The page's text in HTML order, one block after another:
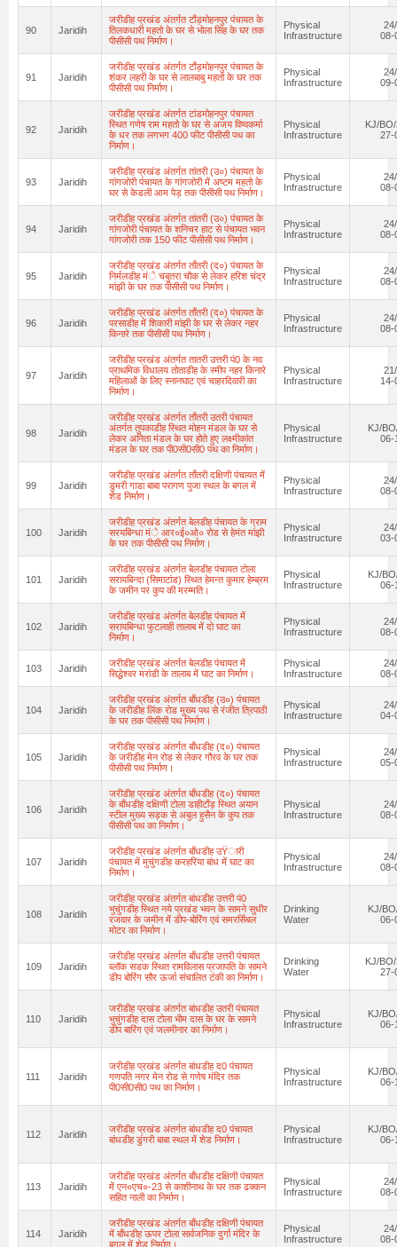
90 Jaridih
जरीडीह प्रखंड अंतर्गत टाँड़मोहनपुर पंचायत के
तिलकधारी महतो के घर से भोला सिंह के घर तक
पीसीसी पथ निर्माण।
Physical
Infrastructure
08-
91 Jaridih
जरीडीह प्रखंड अंतर्गत टाँड़मोहनपुर पंचायत के
शंकर लहरी के घर से लालबाबु महतो के घर तक
पीसीसी पथ निर्माण।
Physical
Infrastructure
09-
92 Jaridih
जरीडीह प्रखंड अंतर्गत टांडमोहनपुर पंचायत
स्थित गणेष राम महतो के घर से अजय विष्वकर्मा
के धर तक लगभग 400 फीट पीसीसी पथ का
निर्माण।
Physical
Infrastructure
KJ/
27-
93 Jaridih
जरीडीह प्रखंड अंतर्गत तांतरी (उ०) पंचायत के
गांगजोरी पंचायत के गांगजोरी में अष्टम महतो के
घर से केडली आम पेड़ तक पीसीसी पथ निर्माण।
Physical
Infrastructure
08-
94 Jaridih
जरीडीह प्रखंड अंतर्गत तांतरी (उ०) पंचायत के
गांगजोरी पंचायत के शनिचर हाट से पंचायत भवन
गांगजोरी तक 150 फीट पीसीसी पथ निर्माण।
Physical
Infrastructure
08-
95 Jaridih
जरीडीह प्रखंड अंतर्गत ताँतरी (द०) पंचायत के
निर्मलडीह मंे चबुतरा चौक से लेकर हरिश चंद्र
मांझी के घर तक पीसीसी पथ निर्माण।
Physical
Infrastructure
08-
96 Jaridih
जरीडीह प्रखंड अंतर्गत ताँतरी (द०) पंचायत के
परसाडीह में शिकारी मांझी के घर से लेकर नहर
किनारे तक पीसीसी पथ निर्माण।
Physical
Infrastructure
08-
97 Jaridih
जरीडीह प्रखंड अंतर्गत तातरी उत्तरी पं0 के नव
प्राथमिक विधालय तोताडीह के स्मीप नहर किनारे
महिलाओं के लिए स्नानघाट एवं चाहरदिवारी का
निर्माण।
Physical
Infrastructure
14-
98 Jaridih
जरीडीह प्रखंड अंतर्गत ताँतरी उतरी पंचायत
अंतर्गत तुपकाडीह स्थित मोहन मंडल के घर से
लेकर अनिता मंडल के घर होते हुए लक्ष्मीकांत
मंडल के घर तक पी0सी0सी0 पथ का निर्माण।
Physical
Infrastructure
KJ/
06-
99 Jaridih
जरीडीह प्रखंड अंतर्गत ताँतरी दक्षिणी पंचायत में
डुमरी गाडा बाबा परागण पुजा स्थल के बगल में
शेड निर्माण।
Physical
Infrastructure
08-
100 Jaridih
जरीडीह प्रखंड अंतर्गत बेलडीह पंचायत के ग्राम
सरयबिन्धा मंे आर०ई०ओ० रोड से हेमंत मांझी
के घर तक पीसीसी पथ निर्माण।
Physical
Infrastructure
03-
101 Jaridih
जरीडीह प्रखंड अंतर्गत बेलडीह पंचायत टोला
सरायबिन्दा (सिमाटांड) स्थित हेमन्त कुमार हेम्ब्रम
के जमीन पर कुप की मरम्मति।
Physical
Infrastructure
KJ/
06-
102 Jaridih
जरीडीह प्रखंड अंतर्गत बेलडीह पंचायत में
सरायबिन्धा फुटलाही तालाब में दो घाट का
निर्माण।
Physical
Infrastructure
08-
103 Jaridih
जरीडीह प्रखंड अंतर्गत बेलडीह पंचायत में
सिद्धेश्वर मरांडी के तालाब में घाट का निर्माण।
Physical
Infrastructure
08-
104 Jaridih
जरीडीह प्रखंड अंतर्गत बाँधडीह (उ०) पंचायत
के जरीडीह लिंक रोड मुख्य पथ से रंजीत त्रिपाठी
के घर तक पीसीसी पथ निर्माण।
Physical
Infrastructure
04-
105 Jaridih
जरीडीह प्रखंड अंतर्गत बाँधडीह (द०) पंचायत
के जरीडीह मेन रोड से लेकर गौरव के घर तक
पीसीसी पथ निर्माण।
Physical
Infrastructure
05-
106 Jaridih
जरीडीह प्रखंड अंतर्गत बाँधडीह (द०) पंचायत
के बाँधडीह दक्षिणी टोला डाहीटाँड़ स्थित अयान
स्टील मुख्य सड़क से अबुल हुसैन के कुप तक
पीसीसी पथ का निर्माण।
Physical
Infrastructure
08-
107 Jaridih
जरीडीह प्रखंड अंतर्गत बाँधडीह उŸारी
पंचायत में मुचुंगडीह करहरिया बांध में घाट का
निर्माण।
Physical
Infrastructure
08-
108 Jaridih
जरीडीह प्रखंड अंतर्गत बांधडीह उत्तरी पं0
भुचुंगडीह स्थित नये प्रखंड भवन के सामने सुधीर
रजवार के जमीन में डीप-बोरिंग एवं समरर्सिबल
मोटर का निर्माण।
Drinking
Water
KJ/
06-
109 Jaridih
जरीडीह प्रखंड अंतर्गत बाँधडीह उत्तरी पंचायत
ब्लॉक सडक स्थित रामविलास प्रजापति के सामने
डीप बोरिंग सौर ऊर्जा संचालित टंकी का निर्माण।
Drinking
Water
KJ/
27-
110 Jaridih
जरीडीह प्रखंड अंतर्गत बांधडीह उतरी पंचायत
भुचुंगडीह दास टोला भीम दास के घर के सामने
डीप बारिंग एवं जलमीनार का निर्माण।
Physical
Infrastructure
KJ/
06-
111 Jaridih
जरीडीह प्रखंड अंतर्गत बांधडीह द0 पंचायत
गणपति नगर मेन रोड से गणेष मंदिर तक
पी0सी0सी0 पथ का निर्माण।
Physical
Infrastructure
KJ/
06-
112 Jaridih
जरीडीह प्रखंड अंतर्गत बांधडीह द0 पंचायत
बांधडीह डुंगरी बाबा स्थल में शेड निर्माण।
Physical
Infrastructure
KJ/
06-
113 Jaridih
जरीडीह प्रखंड अंतर्गत बाँधडीह दक्षिणी पंचायत
में एन०एच०-23 से काशीनाथ के घर तक ढक्कन
सहित नाली का निर्माण।
Physical
Infrastructure
08-
114 Jaridih
जरीडीह प्रखंड अंतर्गत बाँधडीह दक्षिणी पंचायत
में बाँधडीह ऊपर टोला सार्वजनिक दुर्गा मंदिर के
बगल में शेड निर्माण।
Physical
Infrastructure
08-